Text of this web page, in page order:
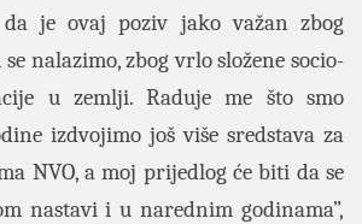
je ovaj poziv jako važan zbog
nalazimo, zbog vrlo složene socio-
u zemlji. Raduje me što smo
izdvojimo još više sredstava za
NVO, a moj prijedlog će biti da se
nastavi i u narednim godinama”,